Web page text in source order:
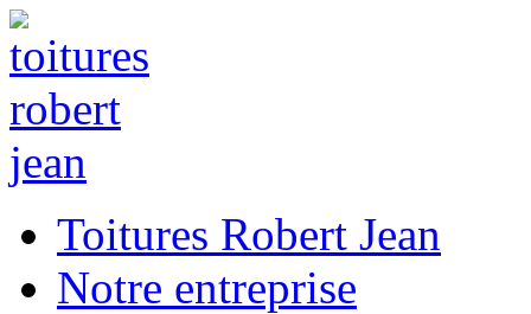
Toitures Robert Jean
Notre entreprise